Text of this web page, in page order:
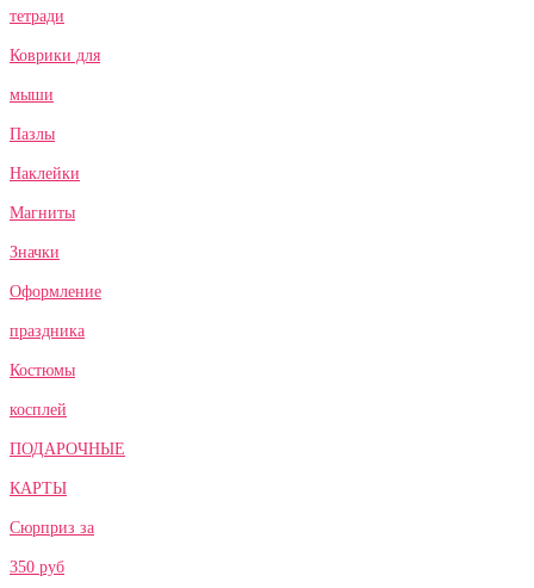
тетради
Коврики для
мыши
Пазлы
Наклейки
Магниты
Значки
Оформление
праздника
Костюмы
косплей
ПОДАРОЧНЫЕ
КАРТЫ
Сюрприз за
350 руб